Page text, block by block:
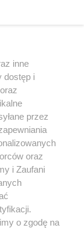
inne
dostęp i
przez
oraz
i Zaufani
o zgodę na